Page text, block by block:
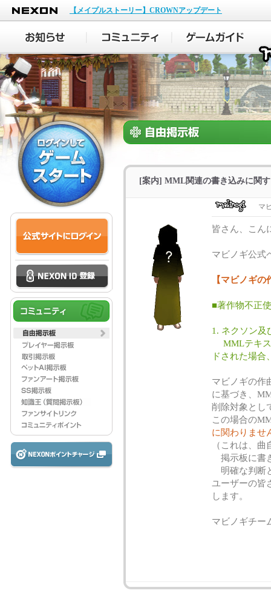
NEXON
【メイプルストーリー】CROWNアップデート
[案内] MML関連の書き込みに関
マ
皆さん、こん
マビノギ公式
【マビノギ
■著作物不正
1. ネクソン及
MMLテキス
ドされた場合
マビノギの作
に基づき、
削除対象とし
この場合の
に関わりませ
（これは、
掲示板に書
明確な判断
ユーザーの皆
します。
マビノギチー